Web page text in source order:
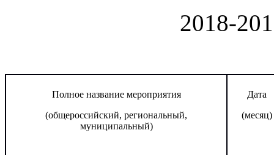
2018-
Полное название мероприятия
(общероссийский, региональный,
муниципальный)
Дата
(месяц)